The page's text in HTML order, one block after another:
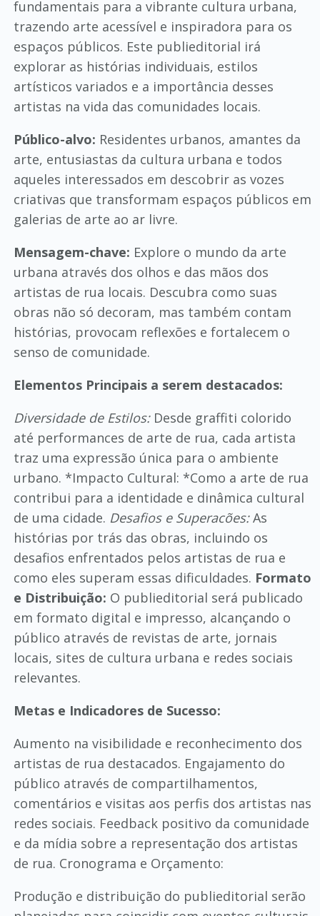
fundamentais para a vibrante cultura urbana,
trazendo arte acessível e inspiradora para os
espaços públicos. Este publieditorial irá
explorar as histórias individuais, estilos
artísticos variados e a importância desses
artistas na vida das comunidades locais.
Público-alvo: Residentes urbanos, amantes da
arte, entusiastas da cultura urbana e todos
aqueles interessados em descobrir as vozes
criativas que transformam espaços públicos em
galerias de arte ao ar livre.
Mensagem-chave: Explore o mundo da arte
urbana através dos olhos e das mãos dos
artistas de rua locais. Descubra como suas
obras não só decoram, mas também contam
histórias, provocam reflexões e fortalecem o
senso de comunidade.
Elementos Principais a serem destacados:
Diversidade de Estilos:Desde graffiti colorido
até performances de arte de rua, cada artista
traz uma expressão única para o ambiente
urbano. *Impacto Cultural: *Como a arte de rua
contribui para a identidade e dinâmica cultural
de uma cidade. Desafios e Superacões:As
histórias por trás das obras, incluindo os
desafios enfrentados pelos artistas de rua e
como eles superam essas dificuldades. Formato
e Distribuição: O publieditorial será publicado
em formato digital e impresso, alcançando o
público através de revistas de arte, jornais
locais, sites de cultura urbana e redes sociais
relevantes.
Metas e Indicadores de Sucesso:
Aumento na visibilidade e reconhecimento dos
artistas de rua destacados. Engajamento do
público através de compartilhamentos,
comentários e visitas aos perfis dos artistas nas
redes sociais. Feedback positivo da comunidade
e da mídia sobre a representação dos artistas
de rua. Cronograma e Orçamento:
Produção e distribuição do publieditorial serão